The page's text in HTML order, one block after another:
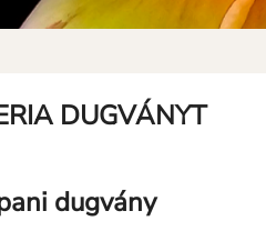
DUGVÁNYT
dugvány